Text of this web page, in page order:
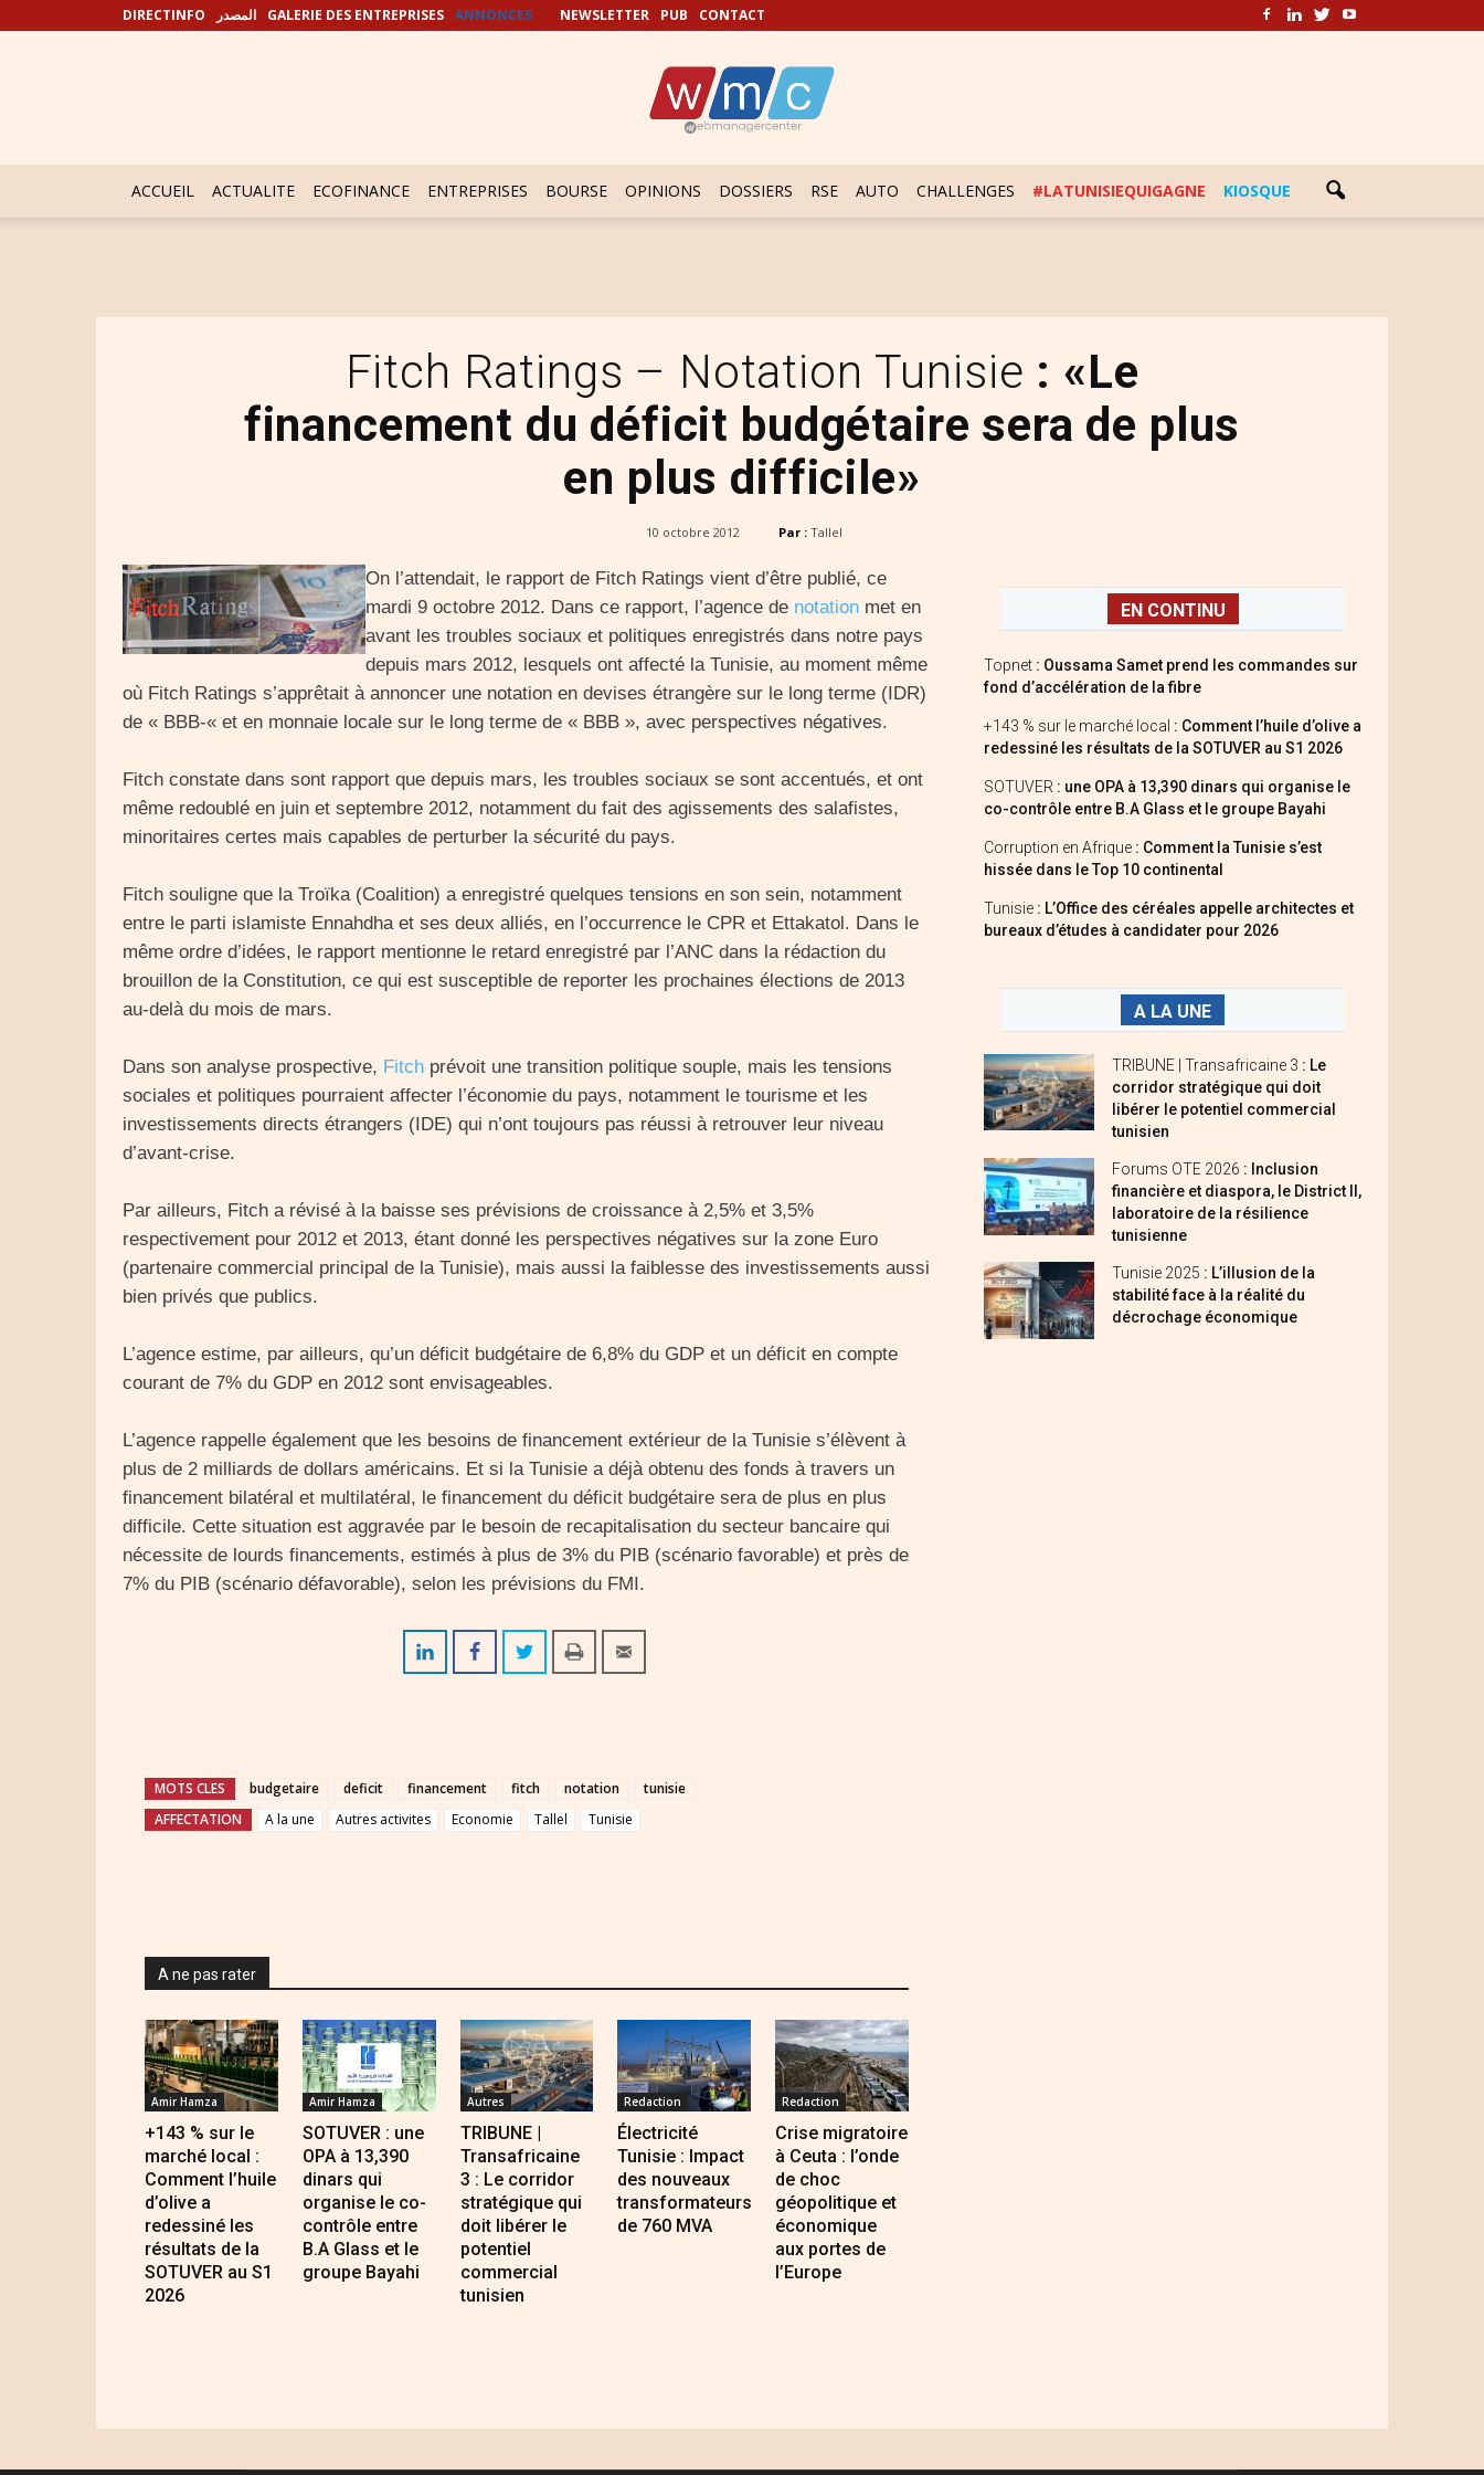
DIRECTINFO المصدر GALERIE DES ENTREPRISES ANNONCES NEWSLETTER PUB CONTACT
ACCUEIL ACTUALITE ECOFINANCE ENTREPRISES BOURSE OPINIONS DOSSIERS RSE AUTO CHALLENGES #LATUNISIEQUIGAGNE KIOSQUE
Fitch Ratings – Notation Tunisie : «Le
financement du déficit budgétaire sera de plus
en plus difficile»
10 octobre 2012 Par : Tallel
On l’attendait, le rapport de Fitch Ratings vient d’être publié, ce
mardi 9 octobre 2012. Dans ce rapport, l’agence de notation met en
avant les troubles sociaux et politiques enregistrés dans notre pays
depuis mars 2012, lesquels ont affecté la Tunisie, au moment même
où Fitch Ratings s’apprêtait à annoncer une notation en devises étrangère sur le long terme (IDR)
de « BBB-« et en monnaie locale sur le long terme de « BBB », avec perspectives négatives.
Fitch constate dans sont rapport que depuis mars, les troubles sociaux se sont accentués, et ont
même redoublé en juin et septembre 2012, notamment du fait des agissements des salafistes,
minoritaires certes mais capables de perturber la sécurité du pays.
Fitch souligne que la Troïka (Coalition) a enregistré quelques tensions en son sein, notamment
entre le parti islamiste Ennahdha et ses deux alliés, en l’occurrence le CPR et Ettakatol. Dans le
même ordre d’idées, le rapport mentionne le retard enregistré par l’ANC dans la rédaction du
brouillon de la Constitution, ce qui est susceptible de reporter les prochaines élections de 2013
au-delà du mois de mars.
Dans son analyse prospective, Fitch prévoit une transition politique souple, mais les tensions
sociales et politiques pourraient affecter l’économie du pays, notamment le tourisme et les
investissements directs étrangers (IDE) qui n’ont toujours pas réussi à retrouver leur niveau
d’avant-crise.
Par ailleurs, Fitch a révisé à la baisse ses prévisions de croissance à 2,5% et 3,5%
respectivement pour 2012 et 2013, étant donné les perspectives négatives sur la zone Euro
(partenaire commercial principal de la Tunisie), mais aussi la faiblesse des investissements aussi
bien privés que publics.
L’agence estime, par ailleurs, qu’un déficit budgétaire de 6,8% du GDP et un déficit en compte
courant de 7% du GDP en 2012 sont envisageables.
L’agence rappelle également que les besoins de financement extérieur de la Tunisie s’élèvent à
plus de 2 milliards de dollars américains. Et si la Tunisie a déjà obtenu des fonds à travers un
financement bilatéral et multilatéral, le financement du déficit budgétaire sera de plus en plus
difficile. Cette situation est aggravée par le besoin de recapitalisation du secteur bancaire qui
nécessite de lourds financements, estimés à plus de 3% du PIB (scénario favorable) et près de
7% du PIB (scénario défavorable), selon les prévisions du FMI.
MOTS CLES budgetaire deficit financement fitch notation
tunisie
AFFECTATION
A la une Autres activites Economie Tallel Tunisie
A ne pas rater
Amir Hamza
+143 % sur le
marché local :
Comment l’huile
d’olive a
redessiné les
résultats de la
SOTUVER au S1
2026
Amir Hamza
SOTUVER : une
OPA à 13,390
dinars qui
organise le co-
contrôle entre
B.A Glass et le
groupe Bayahi
Autres
TRIBUNE |
Transafricaine
3 : Le corridor
stratégique qui
doit libérer le
potentiel
commercial
tunisien
Redaction
Électricité
Tunisie : Impact
des nouveaux
transformateurs
de 760 MVA
Redaction
Crise migratoire
à Ceuta : l’onde
de choc
géopolitique et
économique
aux portes de
l’Europe
EN CONTINU
Topnet : Oussama Samet prend les commandes sur
fond d’accélération de la fibre
+143 % sur le marché local : Comment l’huile d’olive a
redessiné les résultats de la SOTUVER au S1 2026
SOTUVER : une OPA à 13,390 dinars qui organise le
co-contrôle entre B.A Glass et le groupe Bayahi
Corruption en Afrique : Comment la Tunisie s’est
hissée dans le Top 10 continental
Tunisie : L’Office des céréales appelle architectes et
bureaux d’études à candidater pour 2026
A LA UNE
TRIBUNE | Transafricaine 3 : Le
corridor stratégique qui doit
libérer le potentiel commercial
tunisien
Forums OTE 2026 : Inclusion
financière et diaspora, le District II,
laboratoire de la résilience
tunisienne
Tunisie 2025 : L’illusion de la
stabilité face à la réalité du
décrochage économique